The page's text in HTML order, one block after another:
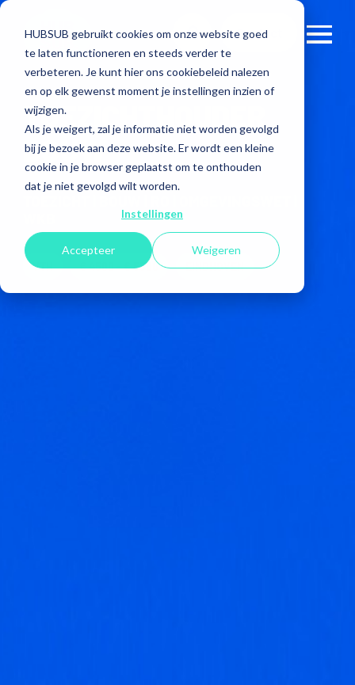
HUBSUB gebruikt cookies om onze website goed
te laten functioneren en steeds verder te
verbeteren. Je kunt hier ons cookiebeleid nalezen
en op elk gewenst moment je instellingen inzien of
wijzigen.
Als je weigert, zal je informatie niet worden gevolgd
bij je bezoek aan deze website. Er wordt een kleine
cookie in je browser geplaatst om te onthouden
dat je niet gevolgd wilt worden.
Instellingen
Accepteer Weigeren
Contact
TOEZICHTHOUDER
BOUW
VTH € 4500 - € 5500 EINDHOVEN